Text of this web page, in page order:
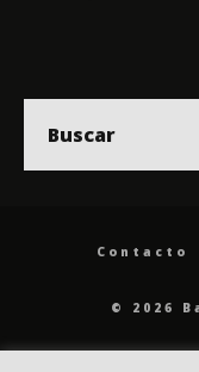
Contacto
© 2026